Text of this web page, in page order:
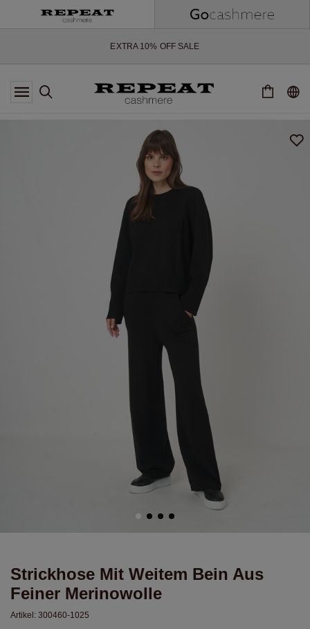
WEICHE NEUE STYLES & FRISCHE FARBEN FÜR DIE KOMMENDE
*AUSNAHMEN SIND MÖGLICH
WEICHE NEUE STYLES & FRISCHE FARBEN FÜR DIE KOMMENDE
SAISON
EXTRA 10% OFF SALE
Strickhose Mit Weitem Bein Aus
Feiner Merinowolle
Artikel: 300460-1025